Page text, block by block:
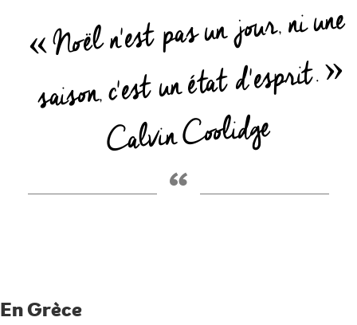
«
Noël n'est pas un jour, ni une
saison, c'est un état d'esprit.
»
Calvin Coolidge
“
En Grèce